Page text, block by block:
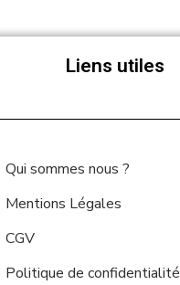
Liens utiles
Qui sommes nous ?
Mentions Légales
CGV
Politique de confidentialité